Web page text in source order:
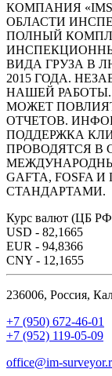
КОМПАНИЯ
ОБЛАСТИ
ПОЛНЫЙ
ВИДА ГРУЗА В
2015 ГОДА.
НАШЕЙ
МОЖЕТ
ОТЧЕТОВ.
ПОДДЕРЖКА
ПРОВОДЯТСЯ В
GAFTA, FOSFA
СТАНДАРТАМИ.
Курс валют (ЦБ
USD - 82,1665
EUR - 94,8366
CNY - 12,1655
236006, Россия,
+7 (950) 672-46-01
+7 (952) 119-05-09
office@im-